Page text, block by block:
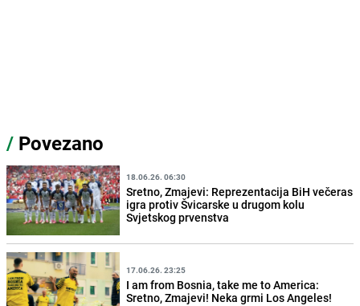
/ Povezano
18.06.26. 06:30
Sretno, Zmajevi: Reprezentacija BiH večeras
igra protiv Švicarske u drugom kolu
Svjetskog prvenstva
17.06.26. 23:25
I am from Bosnia, take me to America:
Sretno, Zmajevi! Neka grmi Los Angeles!